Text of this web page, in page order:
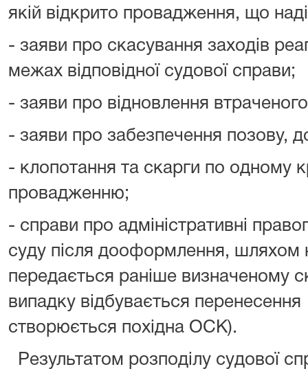
якій відкрито провадження, що
- заяви про скасування заходів
межах відповідної судової справи;
- заяви про відновлення
- заяви про забезпечення позову,
- клопотання та скарги по одному
провадженню;
- справи про адміністративні
суду після дооформлення, шляхом
передається раніше визначеному
випадку відбувається
створюється похідна ОСК).
Результатом розподілу судової